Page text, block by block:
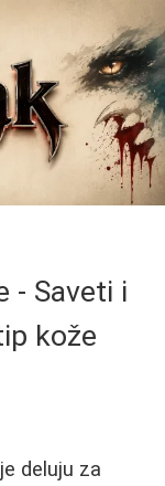
- Saveti i
kože
deluju za